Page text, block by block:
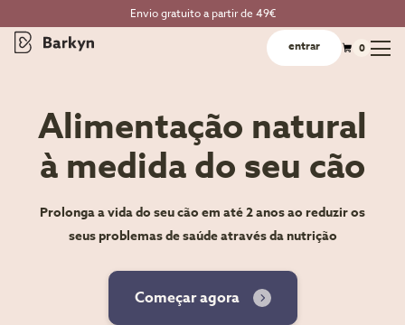
Envio gratuito a partir de 49€
entrar 0
Alimentação natural
à medida do seu cão
Prolonga a vida do seu cão em até 2 anos ao reduzir os
seus problemas de saúde através da nutrição
Começar agora